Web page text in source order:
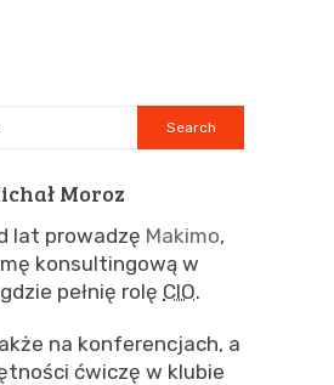
Moroz
lat prowadzę Makimo,
konsultingową w
pełnię rolę CIO.
na konferencjach, a
ćwiczę w klubie